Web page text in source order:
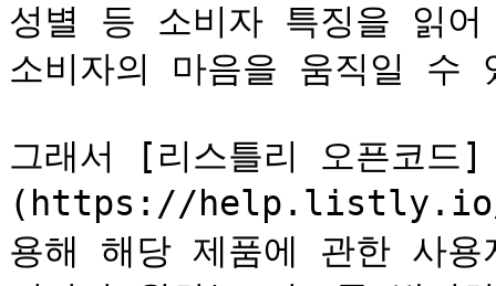
성별 등 소비자 특징을 읽
소비자의 마음을 움직일 수
그래서 [리스틀리 오픈코드]
(https://help.listly.io/
용해 해당 제품에 관한 사